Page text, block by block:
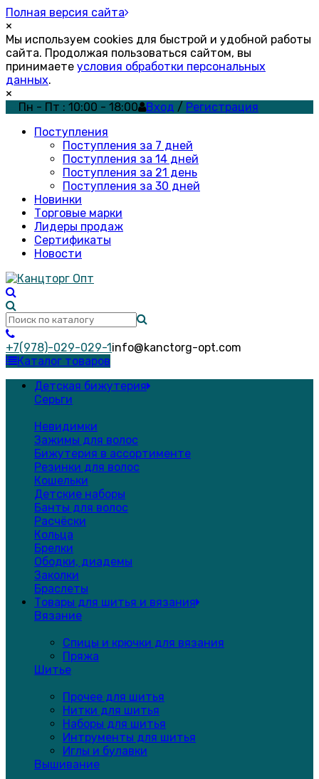
Полная версия сайта
×
Мы используем cookies для быстрой и удобной работы
сайта. Продолжая пользоваться сайтом, вы
принимаете условия обработки персональных
данных.
×
Пн - Пт : 10:00 - 18:00
Вход / Регистрация
Поступления
Поступления за 7 дней
Поступления за 14 дней
Поступления за 21 день
Поступления за 30 дней
Новинки
Торговые марки
Лидеры продаж
Сертификаты
Новости
+7(978)-029-029-1info@kanctorg-opt.com
Каталог товаров
Детская бижутерия
Серьги
Невидимки
Зажимы для волос
Бижутерия в ассортименте
Резинки для волос
Кошельки
Детские наборы
Банты для волос
Расчёски
Кольца
Брелки
Ободки, диадемы
Заколки
Браслеты
Товары для шитья и вязания
Вязание
Спицы и крючки для вязания
Пряжа
Шитье
Прочее для шитья
Нитки для шитья
Наборы для шитья
Интрументы для шитья
Иглы и булавки
Вышивание